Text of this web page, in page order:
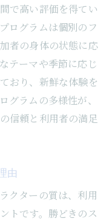
で高い評価を得てい
ログラムは個別のフ
者の身体の状態に応
テーマや季節に応じ
おり、新鮮な体験を
グラムの多様性が、
信頼と利用者の満足
由
クターの質は、利用
トです。勝どきのス